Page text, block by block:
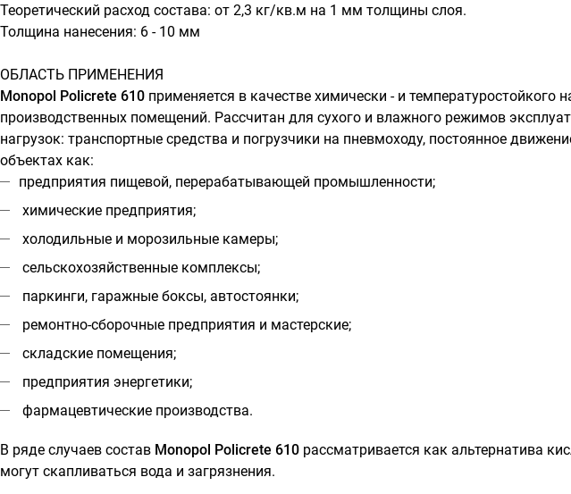
Теоретический расход состава: от 2,3 кг/кв.м на 1 мм толщины слоя.
Толщина нанесения: 6 - 10 мм
ОБЛАСТЬ ПРИМЕНЕНИЯ
Monopol Policrete 610 применяется в качестве химически - и
производственных помещений. Рассчитан для сухого и влажного режимов
нагрузок: транспортные средства и погрузчики на пневмоходу, постоянное
объектах как:
предприятия пищевой, перерабатывающей промышленности;
химические предприятия;
холодильные и морозильные камеры;
сельскохозяйственные комплексы;
паркинги, гаражные боксы, автостоянки;
ремонтно-сборочные предприятия и мастерские;
складские помещения;
предприятия энергетики;
фармацевтические производства.
В ряде случаев состав Monopol Policrete 610 рассматривается как альтернатива
могут скапливаться вода и загрязнения.